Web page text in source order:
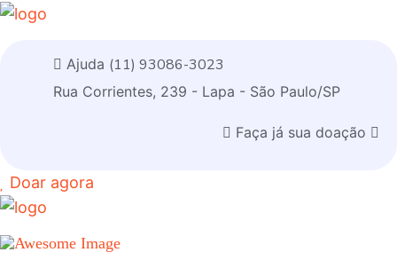
Ajuda (11) 93086-3023
Rua Corrientes, 239 - Lapa - São Paulo/SP
Faça já sua doação
Doar agora